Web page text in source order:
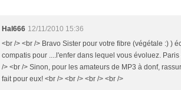
Hal666 12/11/2010 15:36
<br /> <br /> Bravo Sister pour votre fibre (végétale :) )
compatis pour ....l'enfer dans lequel vous évoluez.
/> <br /> Sinon, pour les amateurs de MP3 à donf,
fait pour eux! <br /> <br /> <br /> <br />